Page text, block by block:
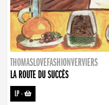
THOMASLOVEFASHIONVERVIERS
LA ROUTE DU SUCCÈS
LP-